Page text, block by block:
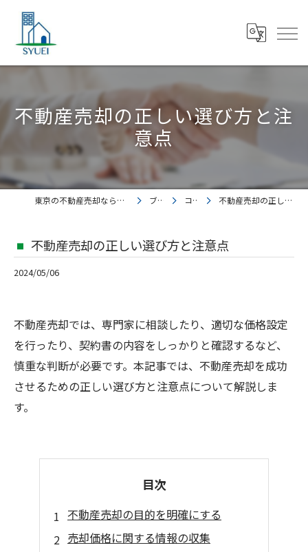
不動産売却の正しい選び方と注
意点
東京の不動産売却なら株式会社集英都市開発 ブログ コラム 不動産売却の正しい選び方と注意点
不動産売却の正しい選び方と注意点
2024/05/06
不動産売却では、専門家に相談したり、適切な価格設定
を行ったり、契約書の内容をしっかりと確認するなど、
慎重な判断が必要です。本記事では、不動産売却を成功
させるための正しい選び方と注意点について解説しま
す。
目次
不動産売却の目的を明確にする
売却価格に関する情報の収集